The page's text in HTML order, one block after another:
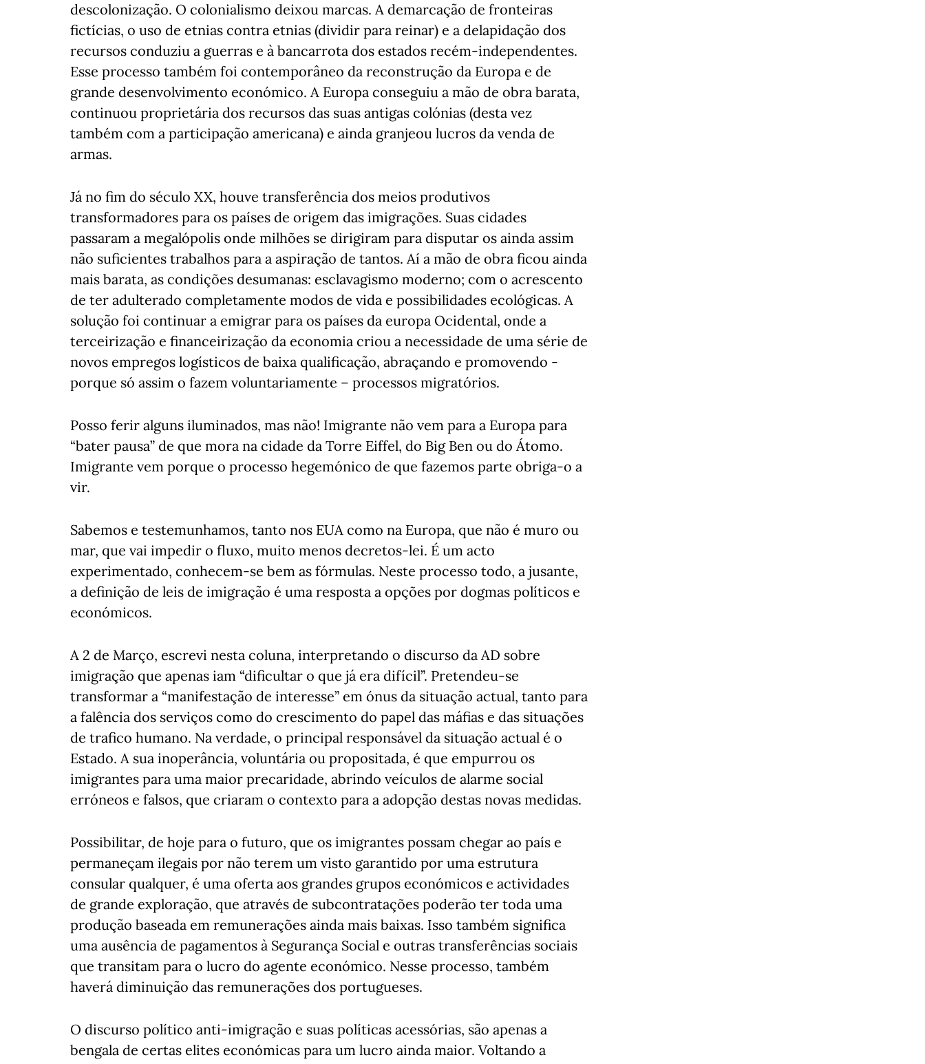
descolonização. O colonialismo deixou marcas. A demarcação de fronteiras
fictícias, o uso de etnias contra etnias (dividir para reinar) e a delapidação dos
recursos conduziu a guerras e à bancarrota dos estados recém-independentes.
Esse processo também foi contemporâneo da reconstrução da Europa e de
grande desenvolvimento económico. A Europa conseguiu a mão de obra barata,
continuou proprietária dos recursos das suas antigas colónias (desta vez
também com a participação americana) e ainda granjeou lucros da venda de
armas.
Já no fim do século XX, houve transferência dos meios produtivos
transformadores para os países de origem das imigrações. Suas cidades
passaram a megalópolis onde milhões se dirigiram para disputar os ainda assim
não suficientes trabalhos para a aspiração de tantos. Aí a mão de obra ficou ainda
mais barata, as condições desumanas: esclavagismo moderno; com o acrescento
de ter adulterado completamente modos de vida e possibilidades ecológicas. A
solução foi continuar a emigrar para os países da europa Ocidental, onde a
terceirização e financeirização da economia criou a necessidade de uma série de
novos empregos logísticos de baixa qualificação, abraçando e promovendo -
porque só assim o fazem voluntariamente – processos migratórios.
Posso ferir alguns iluminados, mas não! Imigrante não vem para a Europa para
“bater pausa” de que mora na cidade da Torre Eiffel, do Big Ben ou do Átomo.
Imigrante vem porque o processo hegemónico de que fazemos parte obriga-o a
vir.
Sabemos e testemunhamos, tanto nos EUA como na Europa, que não é muro ou
mar, que vai impedir o fluxo, muito menos decretos-lei. É um acto
experimentado, conhecem-se bem as fórmulas. Neste processo todo, a jusante,
a definição de leis de imigração é uma resposta a opções por dogmas políticos e
económicos.
A 2 de Março, escrevi nesta coluna, interpretando o discurso da AD sobre
imigração que apenas iam “dificultar o que já era difícil”. Pretendeu-se
transformar a “manifestação de interesse” em ónus da situação actual, tanto para
a falência dos serviços como do crescimento do papel das máfias e das situações
de trafico humano. Na verdade, o principal responsável da situação actual é o
Estado. A sua inoperância, voluntária ou propositada, é que empurrou os
imigrantes para uma maior precaridade, abrindo veículos de alarme social
erróneos e falsos, que criaram o contexto para a adopção destas novas medidas.
Possibilitar, de hoje para o futuro, que os imigrantes possam chegar ao país e
permaneçam ilegais por não terem um visto garantido por uma estrutura
consular qualquer, é uma oferta aos grandes grupos económicos e actividades
de grande exploração, que através de subcontratações poderão ter toda uma
produção baseada em remunerações ainda mais baixas. Isso também significa
uma ausência de pagamentos à Segurança Social e outras transferências sociais
que transitam para o lucro do agente económico. Nesse processo, também
haverá diminuição das remunerações dos portugueses.
O discurso político anti-imigração e suas políticas acessórias, são apenas a
bengala de certas elites económicas para um lucro ainda maior. Voltando a